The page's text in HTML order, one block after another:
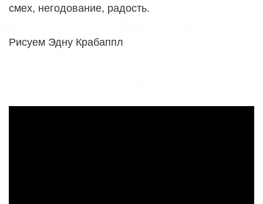
смех, негодование, радость.
Рисуем Эдну Крабаппл